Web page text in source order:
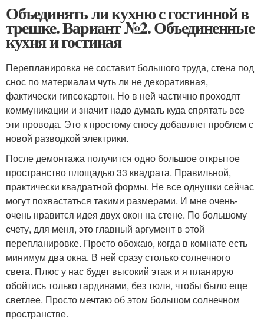
Объединять ли кухню с гостинной в
трешке. Вариант №2. Объединенные
кухня и гостиная
Перепланировка не составит большого труда, стена под
снос по материалам чуть ли не декоративная,
фактически гипсокартон. Но в ней частично проходят
коммуникации и значит надо думать куда спрятать все
эти провода. Это к простому сносу добавляет проблем с
новой разводкой электрики.
После демонтажа получится одно большое открытое
пространство площадью 33 квадрата. Правильной,
практически квадратной формы. Не все однушки сейчас
могут похвастаться такими размерами. И мне очень-
очень нравится идея двух окон на стене. По большому
счету, для меня, это главный аргумент в этой
перепланировке. Просто обожаю, когда в комнате есть
минимум два окна. В ней сразу столько солнечного
света. Плюс у нас будет высокий этаж и я планирую
обойтись только гардинами, без тюля, чтобы было еще
светлее. Просто мечтаю об этом большом солнечном
пространстве.